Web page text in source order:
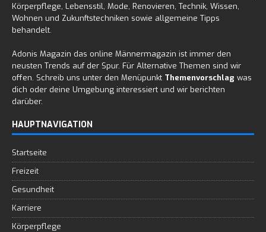
Körperpflege, Lebensstil, Mode, Renovieren, Technik, Wissen,
Wohnen und Zukunftstechniken sowie allgemeine Tipps
behandelt.
Adonis Magazin das online Männermagazin ist immer den
neusten Trends auf der Spur. Für Alternative Themen sind wir
offen. Schreib uns unter den Menüpunkt Themenvorschlag was
dich oder deine Umgebung interessiert und wir berichten
darüber.
HAUPTNAVIGATION
Startseite
Freizeit
Gesundheit
Karriere
Körperpflege